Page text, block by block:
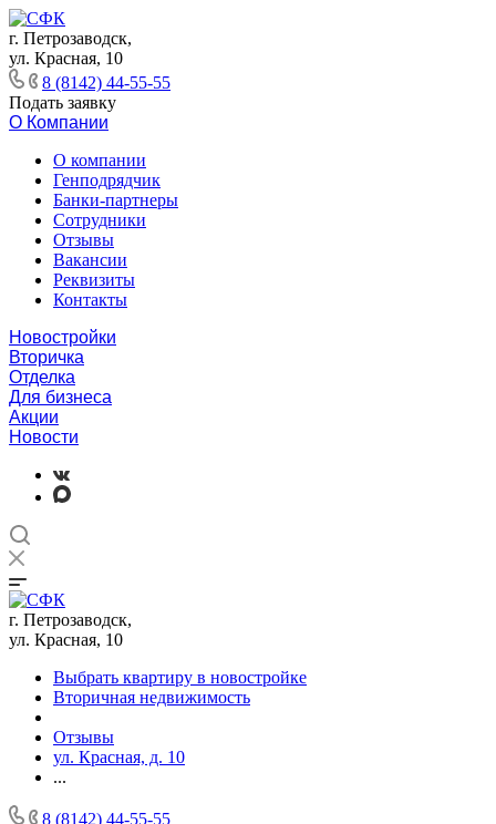
г. Петрозаводск,
ул. Красная, 10
8 (8142) 44-55-55
Подать заявку
О Компании
О компании
Генподрядчик
Банки-партнеры
Сотрудники
Отзывы
Вакансии
Реквизиты
Контакты
Новостройки
Вторичка
Отделка
Для бизнеса
Акции
Новости
г. Петрозаводск,
ул. Красная, 10
Выбрать квартиру в новостройке
Вторичная недвижимость
Отзывы
ул. Красная, д. 10
...
8 (8142) 44-55-55